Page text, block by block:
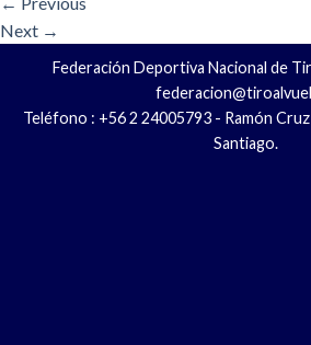
Next →
Federación Deportiva Nacional de
Teléfono : +56 2 24005793 - Ramón
Santiago.